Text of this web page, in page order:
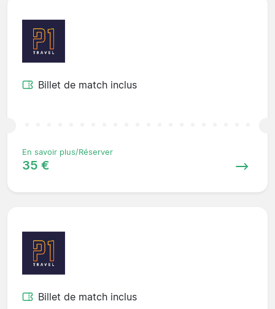
Billet de match inclus
En savoir plus/Réserver
35 €
Billet de match inclus